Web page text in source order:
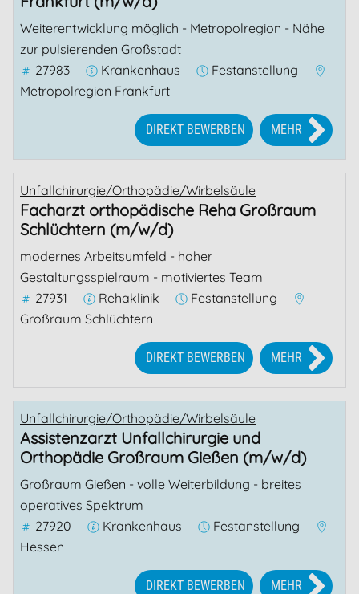
Weiterentwicklung möglich - Metropolregion - Nähe
zur pulsierenden Großstadt
27983
Krankenhaus
Festanstellung
Metropolregion Frankfurt
MEHR
DIREKT BEWERBEN
Unfallchirurgie/Orthopädie/Wirbelsäule
Facharzt orthopädische Reha Großraum
Schlüchtern (m/w/d)
modernes Arbeitsumfeld - hoher
Gestaltungsspielraum - motiviertes Team
27931
Rehaklinik
Festanstellung
Großraum Schlüchtern
MEHR
DIREKT BEWERBEN
Unfallchirurgie/Orthopädie/Wirbelsäule
Assistenzarzt Unfallchirurgie und
Orthopädie Großraum Gießen (m/w/d)
Großraum Gießen - volle Weiterbildung - breites
operatives Spektrum
27920
Krankenhaus
Festanstellung
Hessen
MEHR
DIREKT BEWERBEN